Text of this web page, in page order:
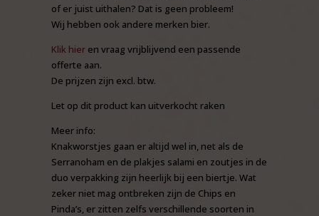
of er juist uithalen? Dat is geen probleem!
Wij hebben ook andere merken bier.
Klik hier en vraag vrijblijvend een passende
offerte aan.
De prijzen zijn excl. btw.
Let op dit product kan uitverkocht raken
Meer info:
Knakworstjes gaan er altijd wel in, net als de
Serranoham en de plakjes salami en zoutjes in de
duo verpakking zijn heerlijk bij een biertje. Wat
zeker niet mag ontbreken zijn de Chips en
Pinda’s, er zitten zelfs verschillende soorten in